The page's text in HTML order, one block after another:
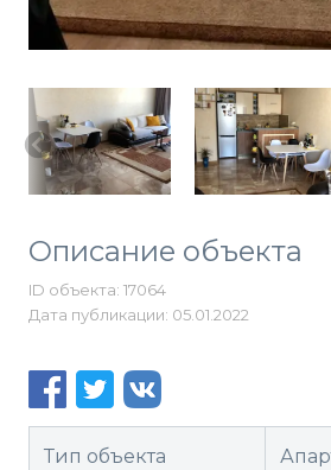
Описание объекта
ID объекта: 17064
Дата публикации: 05.01.2022
Тип объекта